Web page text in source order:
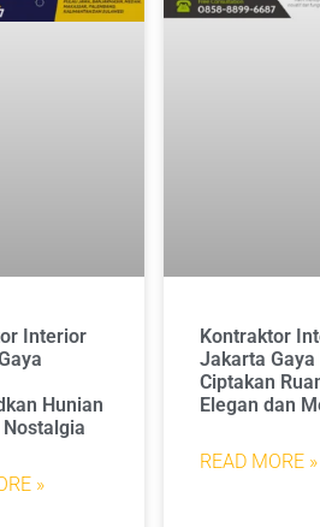
Interior
Hunian
»
Kontraktor
Jakarta Gaya
Ciptakan
Elegan dan
READ MORE »